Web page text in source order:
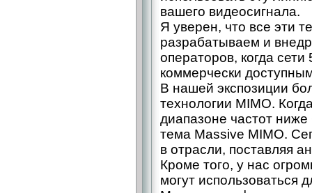
вашего видеосигнала.
Я уверен, что все эти
разрабатываем и
операторов, когда сети
коммерчески
В нашей экспозиции
технологии MIMO.
диапазоне частот ниже
тема Massive MIMO.
в отрасли, поставляя
Кроме того, у нас
могут использоваться